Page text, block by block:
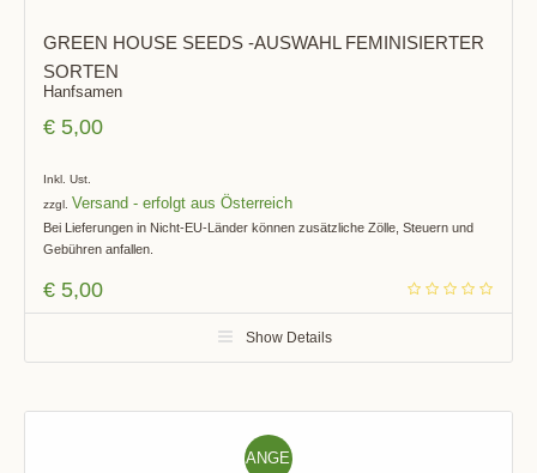
GREEN HOUSE SEEDS -AUSWAHL FEMINISIERTER
SORTEN
Hanfsamen
€ 5,00
Inkl. Ust.
zzgl. Versand
Bei Lieferungen in Nicht-EU-Länder können zusätzliche Zölle, Steuern und
Gebühren anfallen.
€ 5,00
Show Details
ANGE